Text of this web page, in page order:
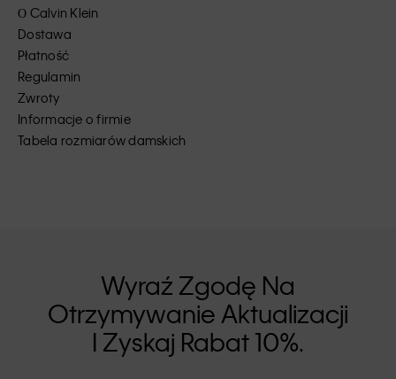
О Calvin Klein
Dostawa
Płatność
Regulamin
Zwroty
Informacje o firmie
Tabela rozmiarów damskich
Wyraź Zgodę Na
Otrzymywanie Aktualizacji
I Zyskaj Rabat 10%.